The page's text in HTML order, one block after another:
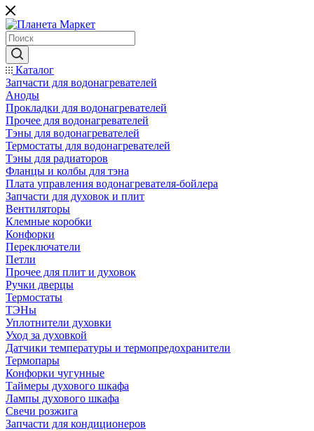
Каталог
Запчасти для водонагревателей
Аноды
Прокладки для водонагревателей
Прочее для водонагревателей
Тэны для водонагревателей
Термостаты для водонагревателей
Тэны для радиаторов
Фланцы и колбы для тэна
Плата управления водонагревателя-бойлера
Запчасти для духовок и плит
Вентиляторы
Клемные коробки
Конфорки
Переключатели
Петли
Прочее для плит и духовок
Ручки дверцы
Термостаты
ТЭНы
Уплотнители духовки
Уход за духовкой
Датчики температуры и термопредохранители
Термопары
Конфорки чугунные
Таймеры духового шкафа
Лампы духового шкафа
Свечи розжига
Запчасти для кондиционеров